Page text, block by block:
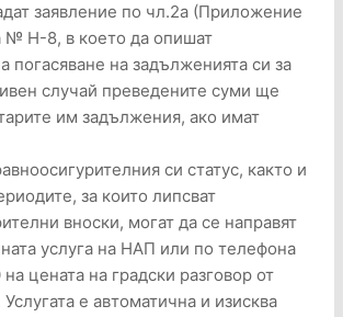
заявление по чл.2а (Приложение
№ Н-8, в което да опишат
погасяване на задълженията си за
случай преведените суми ще
им задължения, ако имат
си статус, както и
за които липсват
вноски, могат да се направят
услуга на НАП или по телефона
цената на градски разговор от
е автоматична и изисква